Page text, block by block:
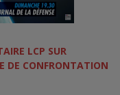
LCP SUR
DE CONFRONTATION